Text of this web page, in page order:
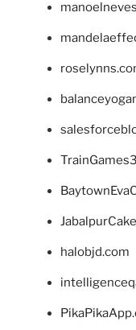
halobjd.com